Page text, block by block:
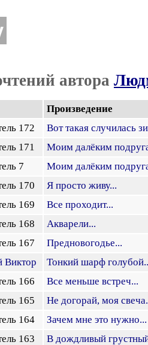
автора
Произведение
172
Вот такая случилась
171
Моим далёким
7
Моим далёким
170
Я просто живу...
169
Все проходит...
168
Акварели...
167
Предновогодье...
Виктор
Тонкий шарф
166
Все меньше встреч...
165
Не догорай, моя
164
Зачем мне это нужно...
163
В дождливый